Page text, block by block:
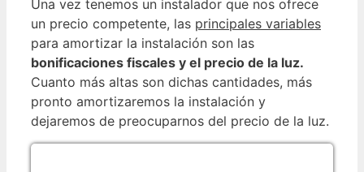
Una vez tenemos un instalador que nos ofrece
un precio competente, las principales variables
para amortizar la instalación son las
bonificaciones fiscales y el precio de la luz.
Cuanto más altas son dichas cantidades, más
pronto amortizaremos la instalación y
dejaremos de preocuparnos del precio de la luz.